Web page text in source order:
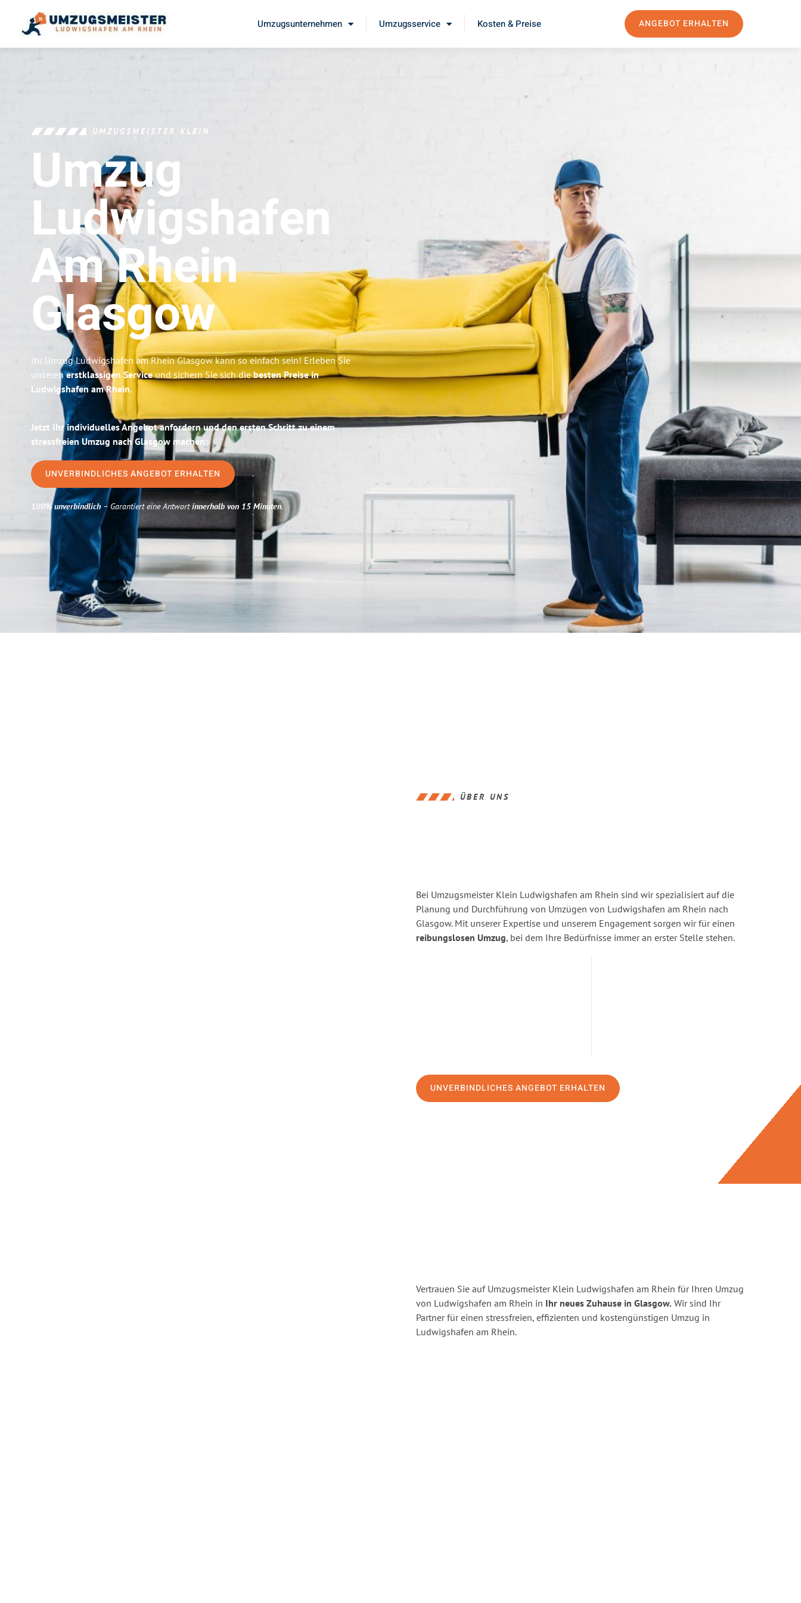
Umzugsunternehmen Umzugsservice Kosten & Preise ANGEBOT ERHALTEN
UMZUGSMEISTER KLEIN
Umzug
Ludwigshafen
Am Rhein
Glasgow
Ihr Umzug Ludwigshafen am Rhein Glasgow kann so einfach sein! Erleben Sie
unserenerstklassigen Serviceund sichern Sie sich diebesten Preise in
Ludwigshafen am Rhein.
Jetzt Ihr individuelles Angebot anfordern und den ersten Schritt zu einem
stressfreien Umzug nach Glasgow machen:
UNVERBINDLICHES ANGEBOT ERHALTEN
100% unverbindlich– Garantiert eine Antwortinnerhalb von 15 Minuten.
ÜBER UNS
Bei Umzugsmeister Klein Ludwigshafen am Rhein sind wir spezialisiert auf die
Planung und Durchführung von Umzügen von Ludwigshafen am Rhein nach
Glasgow. Mit unserer Expertise und unserem Engagement sorgen wir für einen
reibungslosen Umzug, bei dem Ihre Bedürfnisse immer an erster Stelle stehen.
UNVERBINDLICHES ANGEBOT ERHALTEN
Vertrauen Sie auf Umzugsmeister Klein Ludwigshafen am Rhein für Ihren Umzug
von Ludwigshafen am Rhein in Ihr neues Zuhause in Glasgow. Wir sind Ihr
Partner für einen stressfreien, effizienten und kostengünstigen Umzug in
Ludwigshafen am Rhein.